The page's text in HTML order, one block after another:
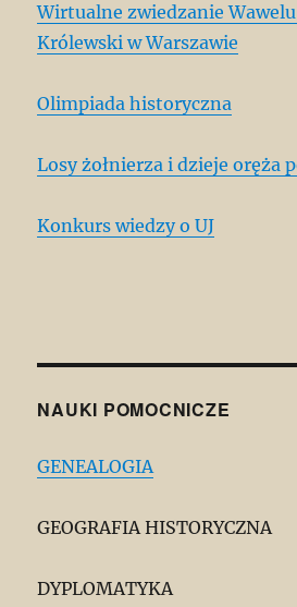
Wirtualne zwiedzanie Wawelu
Królewski w Warszawie
Olimpiada historyczna
Losy żołnierza i dzieje oręża
Konkurs wiedzy o UJ
NAUKI POMOCNICZE
GENEALOGIA
GEOGRAFIA HISTORYCZNA
DYPLOMATYKA